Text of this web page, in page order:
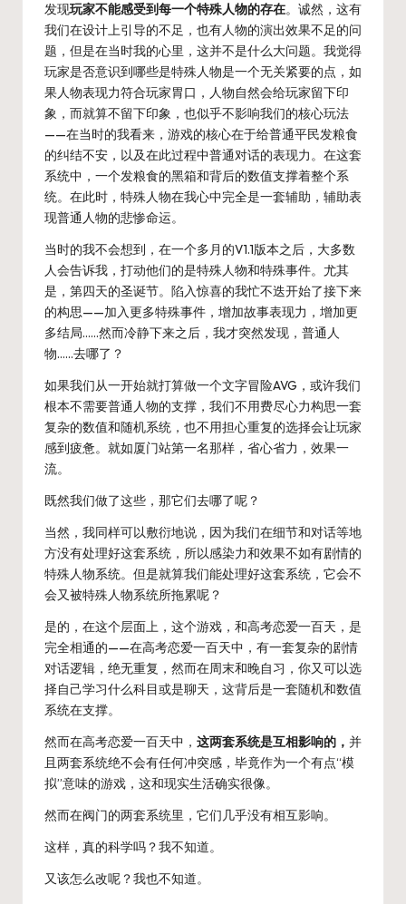
发现玩家不能感受到每一个特殊人物的存在。诚然，这有
我们在设计上引导的不足，也有人物的演出效果不足的问
题，但是在当时我的心里，这并不是什么大问题。我觉得
玩家是否意识到哪些是特殊人物是一个无关紧要的点，如
果人物表现力符合玩家胃口，人物自然会给玩家留下印
象，而就算不留下印象，也似乎不影响我们的核心玩法
——在当时的我看来，游戏的核心在于给普通平民发粮食
的纠结不安，以及在此过程中普通对话的表现力。在这套
系统中，一个发粮食的黑箱和背后的数值支撑着整个系
统。在此时，特殊人物在我心中完全是一套辅助，辅助表
现普通人物的悲惨命运。
当时的我不会想到，在一个多月的V1.1版本之后，大多数
人会告诉我，打动他们的是特殊人物和特殊事件。尤其
是，第四天的圣诞节。陷入惊喜的我忙不迭开始了接下来
的构思——加入更多特殊事件，增加故事表现力，增加更
多结局……然而冷静下来之后，我才突然发现，普通人
物……去哪了？
如果我们从一开始就打算做一个文字冒险AVG，或许我们
根本不需要普通人物的支撑，我们不用费尽心力构思一套
复杂的数值和随机系统，也不用担心重复的选择会让玩家
感到疲惫。就如厦门站第一名那样，省心省力，效果一
流。
既然我们做了这些，那它们去哪了呢？
当然，我同样可以敷衍地说，因为我们在细节和对话等地
方没有处理好这套系统，所以感染力和效果不如有剧情的
特殊人物系统。但是就算我们能处理好这套系统，它会不
会又被特殊人物系统所拖累呢？
是的，在这个层面上，这个游戏，和高考恋爱一百天，是
完全相通的——在高考恋爱一百天中，有一套复杂的剧情
对话逻辑，绝无重复，然而在周末和晚自习，你又可以选
择自己学习什么科目或是聊天，这背后是一套随机和数值
系统在支撑。
然而在高考恋爱一百天中， 这两套系统是互相影响的， 并
且两套系统绝不会有任何冲突感，毕竟作为一个有点“模
拟”意味的游戏，这和现实生活确实很像。
然而在阀门的两套系统里，它们几乎没有相互影响。
这样，真的科学吗？我不知道。
又该怎么改呢？我也不知道。